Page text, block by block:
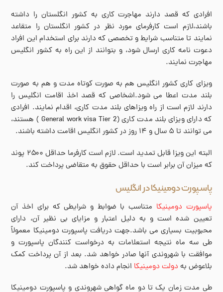
افرادی که قصد دارند مهاجرت کاری به کشور انگلستان را داشته
باشند،لازم است کارفرمای مورد نظر در کشور انگلستان را متقاعد
نمایند تا متناسب شرایط و تخصصی که دارند برای استخدام این افراد
دعوت نامه کاری ارسال شود، و بتوانند از این راه به کشور انگلیس
مهاجرت نمایند.
ویزای کاری کشور انگلیس هم به صورت کوتاه مدت و هم به صورت
بلند مدت اعطا می شود.اشخاصی که قصد اخذ اقامت انگلیس را
دارند لازم است از راه ویزاهای بلند مدت کاری، اقدام نمایند. افرادی
که دارای ویزای بلند مدت کاری (General work visa Tier 2 ) هستند،
می توانند تا ۵ سال و ۱۴ روز در کشور انگلیس اقامت داشته باشند.
البته این ویزا قابل تمدید است. لازم است کارفرما حداقل ۲۵۰۰ پوند
که میزان آن برابر است با حداقل حقوق به متقاضی پرداخت کند.
پاسپورت دومینیکا در انگلیس
پاسپورت دومینیکا متناسب با ضوابط و شرایطی که برای اخذ آن
تعیین شده است و به دلیل اعتبار و مزایای بی نظیر آن، دارای
محبوبیت بسیاری می باشد.جهت دریافت پاسپورت دومینیکا معمولاً
طی سه ماه نتیجه استعلامات به درخواست کنندگان پاسپورت و
موافقت با شهروندی آنها صادر خواهد شد. بعد از آن پرداخت کمک
بلاعوض به دولت دومینیکا انجام داده خواهد شد.
طی مدت زمان یک تا دو ماه گواهی شهروندی و پاسپورت دومینیکا